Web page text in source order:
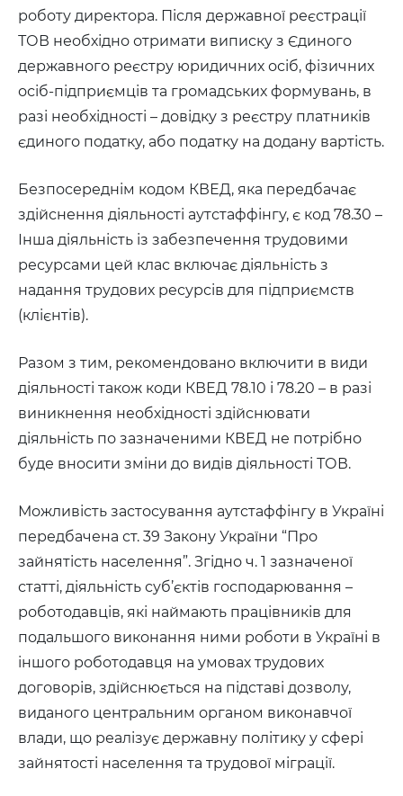
роботу директора. Після державної реєстрації
ТОВ необхідно отримати виписку з Єдиного
державного реєстру юридичних осіб, фізичних
осіб-підприємців та громадських формувань, в
разі необхідності – довідку з реєстру платників
єдиного податку, або податку на додану вартість.
Безпосереднім кодом КВЕД, яка передбачає
здійснення діяльності аутстаффінгу, є код 78.30 –
Інша діяльність із забезпечення трудовими
ресурсами цей клас включає діяльність з
надання трудових ресурсів для підприємств
(клієнтів).
Разом з тим, рекомендовано включити в види
діяльності також коди КВЕД 78.10 і 78.20 – в разі
виникнення необхідності здійснювати
діяльність по зазначеними КВЕД не потрібно
буде вносити зміни до видів діяльності ТОВ.
Можливість застосування аутстаффінгу в Україні
передбачена ст. 39 Закону України “Про
зайнятість населення”. Згідно ч. 1 зазначеної
статті, діяльність суб’єктів господарювання –
роботодавців, які наймають працівників для
подальшого виконання ними роботи в Україні в
іншого роботодавця на умовах трудових
договорів, здійснюється на підставі дозволу,
виданого центральним органом виконавчої
влади, що реалізує державну політику у сфері
зайнятості населення та трудової міграції.